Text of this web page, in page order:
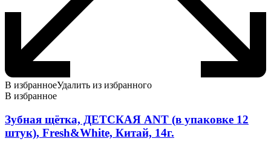
В избранноеУдалить из избранного
В избранное
Зубная щётка, ДЕТСКАЯ ANT (в упаковке 12
штук), Fresh&White, Китай, 14г.